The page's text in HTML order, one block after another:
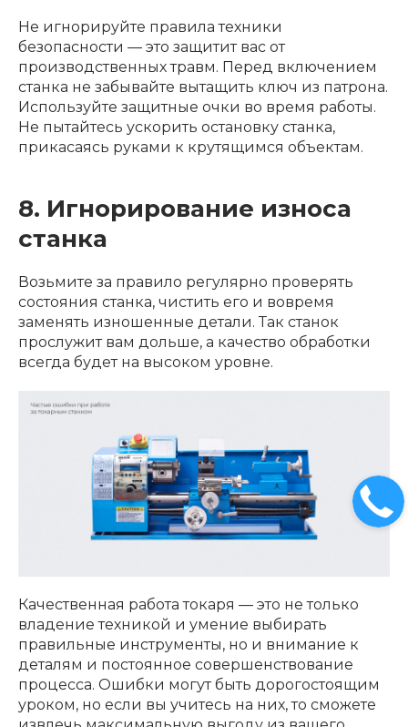
Не игнорируйте правила техники
безопасности — это защитит вас от
производственных травм. Перед включением
станка не забывайте вытащить ключ из патрона.
Используйте защитные очки во время работы.
Не пытайтесь ускорить остановку станка,
прикасаясь руками к крутящимся объектам.
8. Игнорирование износа
станка
Возьмите за правило регулярно проверять
состояния станка, чистить его и вовремя
заменять изношенные детали. Так станок
прослужит вам дольше, а качество обработки
всегда будет на высоком уровне.
Качественная работа токаря — это не только
владение техникой и умение выбирать
правильные инструменты, но и внимание к
деталям и постоянное совершенствование
процесса. Ошибки могут быть дорогостоящим
уроком, но если вы учитесь на них, то сможете